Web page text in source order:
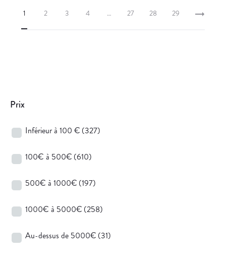
1 2 3 4 … 27 28 29
Prix
Inférieur à 100 € (327)
100€ à 500€ (610)
500€ à 1000€ (197)
1000€ à 5000€ (258)
Au-dessus de 5000€ (31)